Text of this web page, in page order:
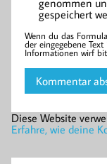
gespeichert
Wenn du das
der eingegebene
Informationen wirf
Diese Website
Erfahre, wie deine